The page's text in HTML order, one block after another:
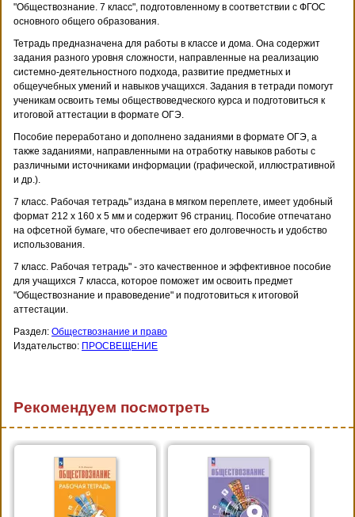
"Обществознание. 7 класс", подготовленному в соответствии с ФГОС
основного общего образования.
Тетрадь предназначена для работы в классе и дома. Она содержит
задания разного уровня сложности, направленные на реализацию
системно-деятельностного подхода, развитие предметных и
общеучебных умений и навыков учащихся. Задания в тетради помогут
ученикам освоить темы обществоведческого курса и подготовиться к
итоговой аттестации в формате ОГЭ.
Пособие переработано и дополнено заданиями в формате ОГЭ, а
также заданиями, направленными на отработку навыков работы с
различными источниками информации (графической, иллюстративной
и др.).
7 класс. Рабочая тетрадь" издана в мягком переплете, имеет удобный
формат 212 x 160 x 5 мм и содержит 96 страниц. Пособие отпечатано
на офсетной бумаге, что обеспечивает его долговечность и удобство
использования.
7 класс. Рабочая тетрадь" - это качественное и эффективное пособие
для учащихся 7 класса, которое поможет им освоить предмет
"Обществознание и правоведение" и подготовиться к итоговой
аттестации.
Раздел: Обществознание и право
Издательство: ПРОСВЕЩЕНИЕ
Рекомендуем посмотреть